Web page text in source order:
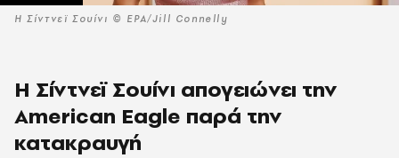
Η Σίντνεϊ Σουίνι © EPA/Jill Connelly
Η Σίντνεϊ Σουίνι απογειώνει την
American Eagle παρά την
κατακραυγή